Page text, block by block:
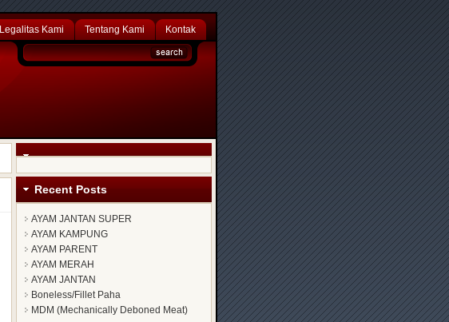
Legalitas Kami Tentang Kami Kontak
Recent Posts
AYAM JANTAN SUPER
AYAM KAMPUNG
AYAM PARENT
AYAM MERAH
AYAM JANTAN
Boneless/Fillet Paha
MDM (Mechanically Deboned Meat)